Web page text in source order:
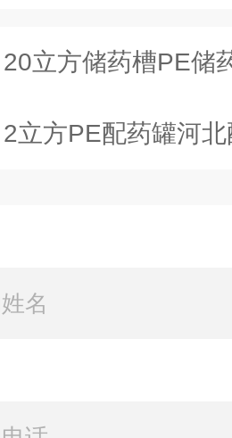
20立方储药槽PE储
2立方PE配药罐河